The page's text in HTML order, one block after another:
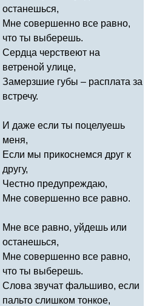
останешься,
Мне совершенно все равно,
что ты выберешь.
Сердца черствеют на
ветреной улице,
Замерзшие губы – расплата за
встречу.
И даже если ты поцелуешь
меня,
Если мы прикоснемся друг к
другу,
Честно предупреждаю,
Мне совершенно все равно.
Мне все равно, уйдешь или
останешься,
Мне совершенно все равно,
что ты выберешь.
Слова звучат фальшиво, если
пальто слишком тонкое,